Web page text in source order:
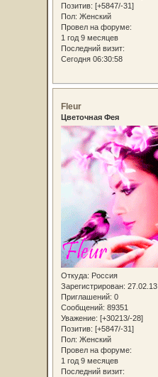
Позитив: [+5847/-31]
Пол: Женский
Провел на форуме:
1 год 9 месяцев
Последний визит:
Сегодня 06:30:58
Fleur
Цветочная Фея
Откуда: Россия
Зарегистрирован: 27.02.13
Приглашений: 0
Сообщений: 89351
Уважение: [+30213/-28]
Позитив: [+5847/-31]
Пол: Женский
Провел на форуме:
1 год 9 месяцев
Последний визит: